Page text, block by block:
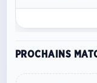
PROCHAINS